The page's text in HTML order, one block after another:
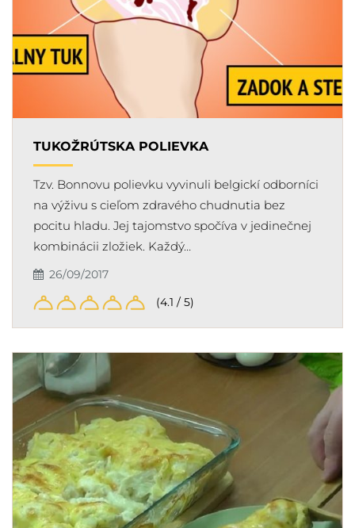
TUKOŽRÚTSKA POLIEVKA
Tzv. Bonnovu polievku vyvinuli belgickí odborníci
na výživu s cieľom zdravého chudnutia bez
pocitu hladu. Jej tajomstvo spočíva v jedinečnej
kombinácii zložiek. Každý…
26/09/2017
(4.1 / 5)